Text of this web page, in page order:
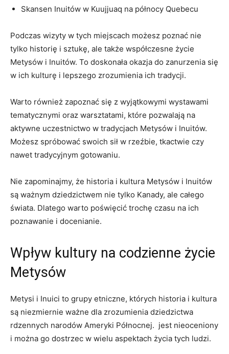
Skansen Inuitów w ​Kuujjuaq na północy Quebecu
Podczas wizyty w tych ⁤miejscach możesz‍ poznać nie
tylko historię i sztukę, ale także współczesne życie
Metysów i⁤ Inuitów. To doskonała‌ okazja ⁢do zanurzenia się
w ⁣ich kulturę i lepszego zrozumienia ich tradycji.
Warto również zapoznać się​ z wyjątkowymi wystawami
tematycznymi oraz ⁤warsztatami, które‌ pozwalają na
aktywne uczestnictwo w tradycjach Metysów i Inuitów.
Możesz spróbować swoich sił w rzeźbie, tkactwie czy
nawet ⁤tradycyjnym‍ gotowaniu.
Nie⁢ zapominajmy, że historia i kultura ‌Metysów i Inuitów
są ważnym dziedzictwem⁢ nie tylko Kanady, ale całego
świata. Dlatego warto poświęcić trochę czasu ⁤na ich
poznawanie i ‍docenianie.
Wpływ kultury na codzienne życie
Metysów
Metysi ⁤i Inuici to⁣ grupy etniczne, których historia i kultura
są niezmiernie ważne dla zrozumienia dziedzictwa
rdzennych narodów Ameryki Północnej. ⁢ jest‍ nieoceniony
i można ‍go dostrzec w wielu aspektach życia tych ludzi.